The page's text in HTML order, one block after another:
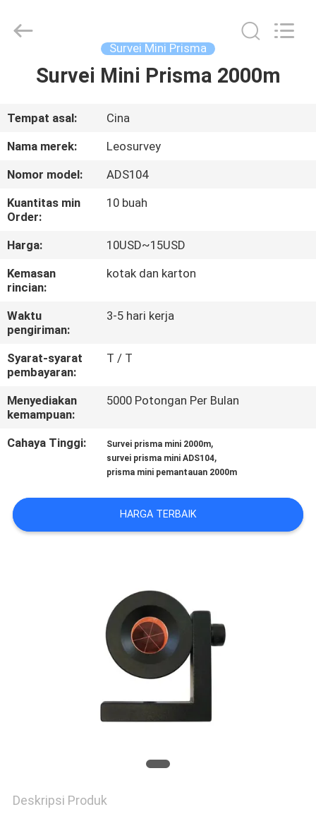
RUMAH
PRODUK
TENTANG
TUR
PABRIK
KUALITAS
HUBUNGI
KAMI
PERMINTAAN
PENAWARAN
SITEMAP
Instrument
Co.,Ltd.
Survei Mini Prisma
Survei Mini Prisma 2000m
Tempat asal:
Cina
Nama merek:
Leosurvey
Nomor model:
ADS104
Kuantitas min
Order:
10 buah
Harga:
10USD~15USD
Kemasan
rincian:
kotak dan karton
Waktu
pengiriman:
3-5 hari kerja
Syarat-syarat
pembayaran:
T / T
Menyediakan
kemampuan:
5000 Potongan Per Bulan
Cahaya Tinggi: Survei prisma mini 2000m,
survei prisma mini ADS104,
prisma mini pemantauan 2000m
HARGA TERBAIK
Deskripsi Produk